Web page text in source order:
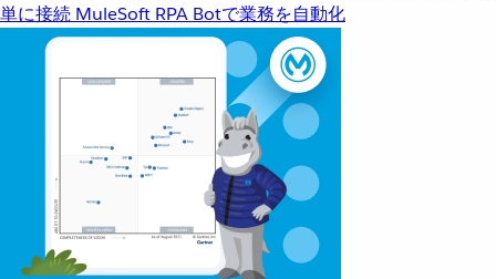
単に接続 MuleSoft RPA Botで業務を自動化